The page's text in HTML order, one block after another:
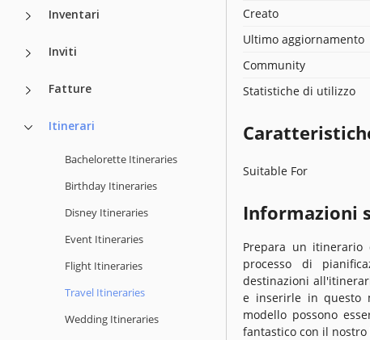
Inventari
Inviti
Fatture
Itinerari
Bachelorette Itineraries
Birthday Itineraries
Disney Itineraries
Event Itineraries
Flight Itineraries
Travel Itineraries
Wedding Itineraries
Creato
Ultimo aggiornamento
Community
Statistiche di utilizzo
Suitable For
Informazioni
Prepara un itinerario
processo di
destinazioni
e inserirle in questo
modello possono
fantastico con il